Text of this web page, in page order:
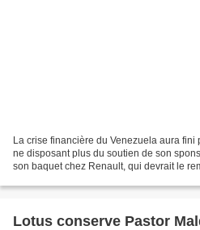
La crise financière du Venezuela aura fini
ne disposant plus du soutien de son
son baquet chez Renault, qui devrait le
Lotus conserve Pastor